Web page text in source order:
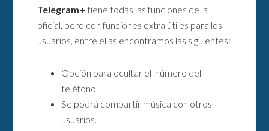
Telegram+ tiene todas las funciones de la
oficial, pero con funciones extra útiles para los
usuarios, entre ellas encontramos las siguientes:
Opción para ocultar el número del
teléfono.
Se podrá compartir música con otros
usuarios.